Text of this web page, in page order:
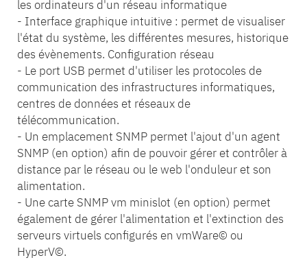
les ordinateurs d'un réseau informatique
- Interface graphique intuitive : permet de visualiser
l'état du système, les différentes mesures, historique
des évènements. Configuration réseau
- Le port USB permet d'utiliser les protocoles de
communication des infrastructures informatiques,
centres de données et réseaux de
télécommunication.
- Un emplacement SNMP permet l'ajout d'un agent
SNMP (en option) afin de pouvoir gérer et contrôler à
distance par le réseau ou le web l'onduleur et son
alimentation.
- Une carte SNMP vm minislot (en option) permet
également de gérer l'alimentation et l'extinction des
serveurs virtuels configurés en vmWare© ou
HyperV©.